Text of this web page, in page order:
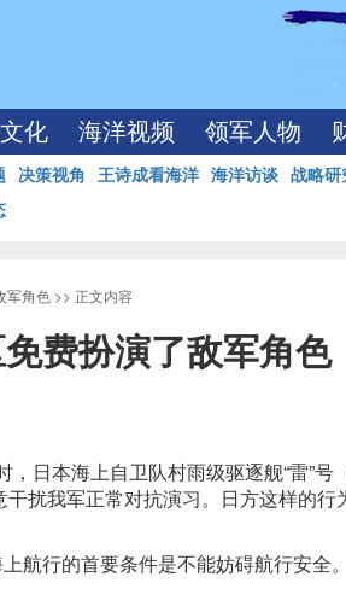
化 海洋视频 领军人物
决策视角 王诗成看海洋 海洋访谈 战略研
军角色 >> 正文内容
费扮演了敌军角色
日本海上自卫队村雨级驱逐舰“雷”
扰我军正常对抗演习。日方这样的行
航行的首要条件是不能妨碍航行安全